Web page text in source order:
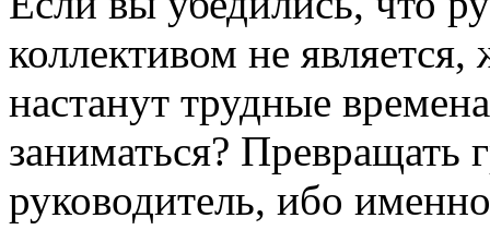
коллективом не
настанут трудные
заниматься? Превращать
руководитель, ибо